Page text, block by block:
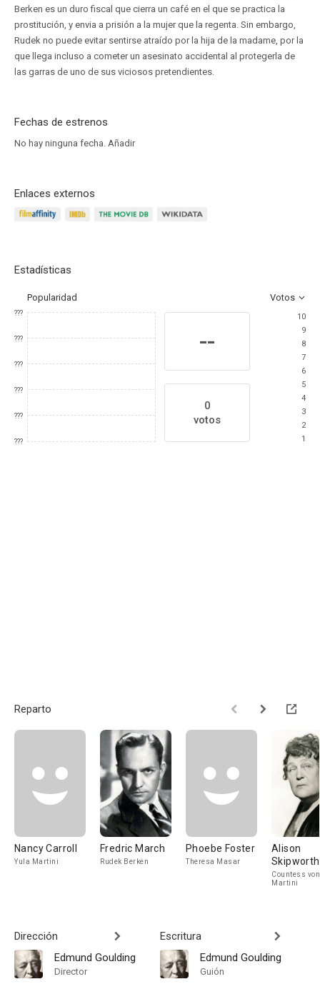
Berken es un duro fiscal que cierra un café en el que se practica la
prostitución, y envia a prisión a la mujer que la regenta. Sin embargo,
Rudek no puede evitar sentirse atraído por la hija de la madame, por la
que llega incluso a cometer un asesinato accidental al protegerla de
las garras de uno de sus viciosos pretendientes.
Fechas de estrenos
No hay ninguna fecha. Añadir
Enlaces externos
Estadísticas
Popularidad Votos
???
???
???
???
???
???
--
0
votos
10
9
8
7
6
5
4
3
2
1
Reparto
Nancy Carroll
Yula Martini
Fredric March
Rudek Berken
Phoebe Foster
Theresa Masar
Alison
Skipworth
Countess von
Martini
Dirección
Edmund Goulding
Director
Escritura
Edmund Goulding
Guión